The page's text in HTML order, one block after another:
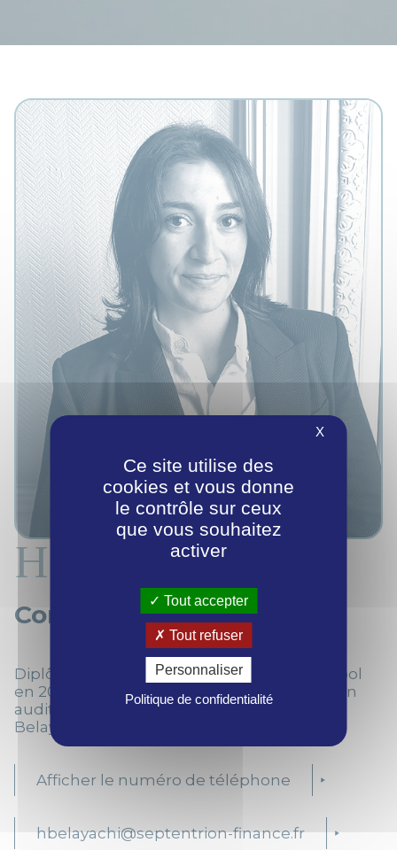
Hajar Belayachi
Consultante
Diplômée du PGE de SKEMA Business School
en 2021, et après une expérience de 3 ans en
audit financier chez KPMG France, Hajar
Belayachi nous a rejoint en 2024.
Afficher le numéro de téléphone
hbelayachi@septentrion-finance.fr
X
Ce site utilise des
cookies et vous donne
le contrôle sur ceux
que vous souhaitez
activer
Tout accepter
Tout refuser
Personnaliser
Politique de confidentialité